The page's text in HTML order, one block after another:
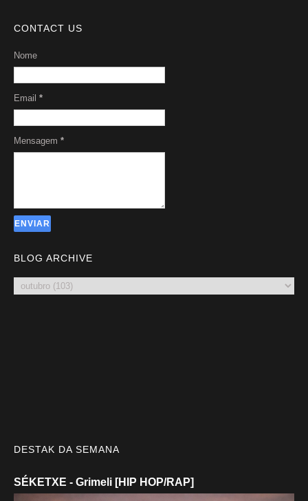
CONTACT US
Nome
Email *
Mensagem *
BLOG ARCHIVE
DESTAK DA SEMANA
SÉKETXE - Grimeli [HIP HOP/RAP]